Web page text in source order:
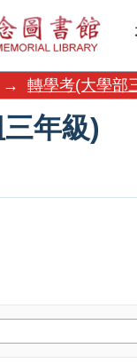
年級)
→ 轉學考(大學部
年級)